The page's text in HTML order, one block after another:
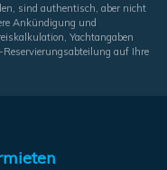
sind authentisch, aber nicht
Ankündigung und
Yachtangaben
auf Ihre